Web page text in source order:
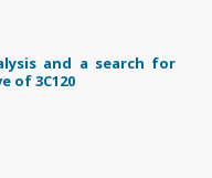
and a search for
of 3C120